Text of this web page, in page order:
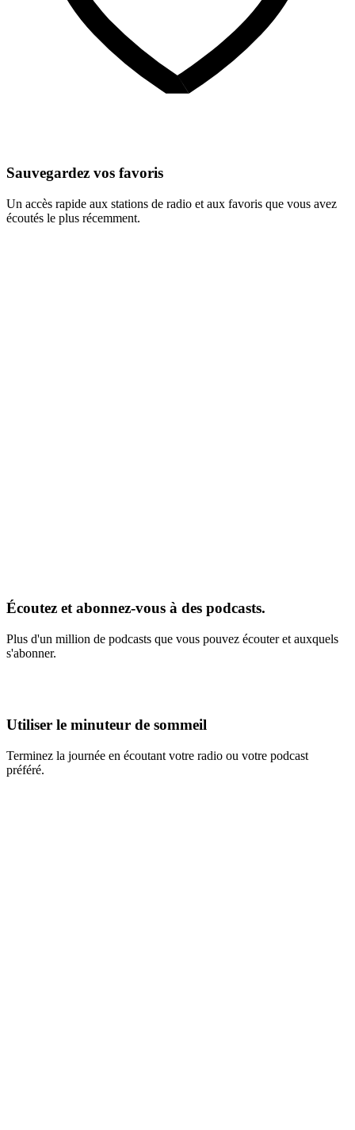
Sauvegardez vos favoris
Un accès rapide aux stations de radio et aux favoris que vous avez
écoutés le plus récemment.
Écoutez et abonnez-vous à des podcasts.
Plus d'un million de podcasts que vous pouvez écouter et auxquels
s'abonner.
Utiliser le minuteur de sommeil
Terminez la journée en écoutant votre radio ou votre podcast
préféré.